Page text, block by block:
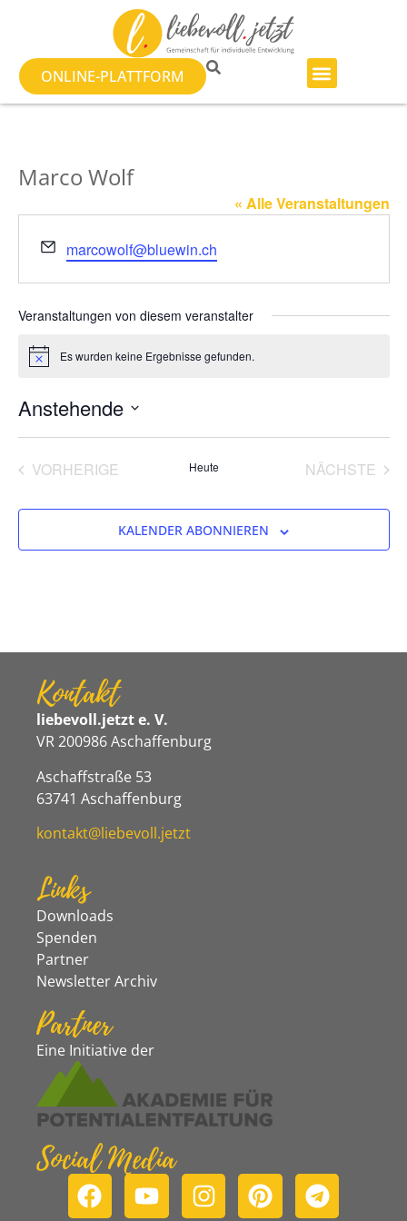
ONLINE-PLATTFORM
Marco Wolf
« Alle Veranstaltungen
Email
marcowolf@bluewin.ch
Veranstaltungen von diesem veranstalter
HinweisEs wurden keine Ergebnisse gefunden.
Anstehende
wählen.
VORHERIGE VERANSTALTUNGEN
Heute NÄCHSTE
KALENDER ABONNIEREN
Kontakt
liebevoll.jetzt e. V.
VR 200986 Aschaffenburg
Aschaffstraße 53
63741 Aschaffenburg
kontakt@liebevoll.jetzt
Links
Downloads
Spenden
Partner
Newsletter Archiv
Partner
Eine Initiative der
Social Media